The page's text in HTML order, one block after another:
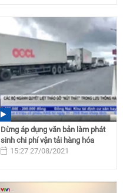
Dừng áp dụng văn bản làm phát
sinh chi phí vận tải hàng hóa
15:27 27/08/2021